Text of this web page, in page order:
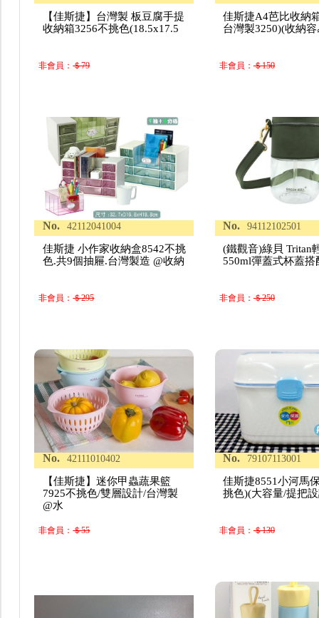
【佳斯捷】台灣製 板豆腐手提
收納箱3256不挑色(18.5x17.5
非會員：＄79
佳斯捷A4芭比收納
台灣製3250)(收納
非會員： ＄150
No. 42112041004
佳斯捷 小作家收納盒8542不挑
色.共9個抽屜.台灣製造 @收納
非會員：＄295
No. 94112102501
(鐵觀音)綠貝 Tritan
550ml彈蓋式杯蓋搭
非會員： ＄250
No. 42111010402
【佳斯捷】迷你甲蟲蔬果籃
7925不挑色/雙層設計/台灣製
@水
非會員：＄55
No. 79107113001
佳斯捷8551小河馬
挑色)(大容量/提把
非會員： ＄130